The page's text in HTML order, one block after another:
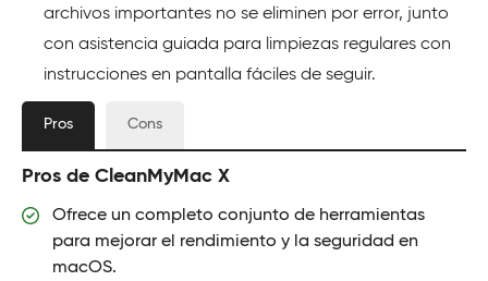
archivos importantes no se eliminen por error, junto
con asistencia guiada para limpiezas regulares con
instrucciones en pantalla fáciles de seguir.
Pros Cons
Pros de CleanMyMac X
Ofrece un completo conjunto de herramientas
para mejorar el rendimiento y la seguridad en
macOS.